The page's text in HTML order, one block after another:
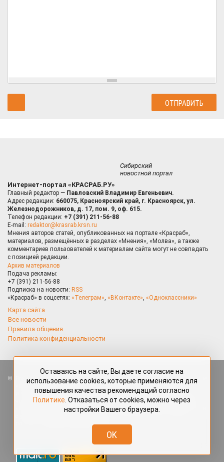
Сибирский
новостной портал
Интернет-портал «КРАСРАБ.РУ»
Главный редактор — Павловский Владимир Евгеньевич.
Адрес редакции: 660075, Красноярский край, г. Красноярск, ул.
Железнодорожников, д. 17, пом. 9, оф. 615.
Телефон редакции: +7 (391) 211-56-88
E-mail: redaktor@krasrab.krsn.ru
Мнения авторов статей, опубликованных на портале «Красраб»,
материалов, размещённых в разделах «Мнения», «Молва», а также
комментариев пользователей к материалам сайта могут не совпадать
с позицией редакции.
Архив материалов
Подача рекламы:
+7 (391) 211-56-88
Подписка на новости: RSS
«Красраб» в соцсетях: «Телеграм» «ВКонтакте» «Одноклассники»
Карта сайта
Все новости
Правила общения
Политика конфиденциальности
Все права защищены. Любые материалы, размещённые на портале
«Красраб.ру» сотрудниками редакции, нештатными авторами
и читателями, являются объектами авторского права. Полное или
частичное использование материалов, размещённых на портале
«Красраб.ру», допускается только с письменного согласия редакции
redaktor@krasrab.krsn.ru.
Оставаясь на сайте, Вы даете согласие на
использование cookies, которые применяются для
повышения качества рекомендаций согласно
Политике . Отказаться от cookies, можно через
настройки Вашего браузера.
OK